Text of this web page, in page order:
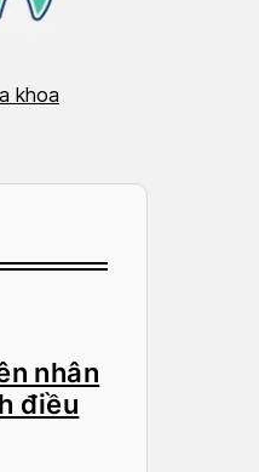
khoa
nhân
điều